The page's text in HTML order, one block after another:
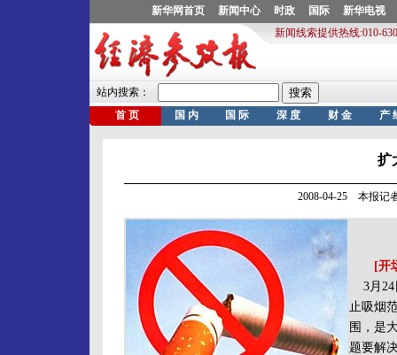
扩
2008-04-25 本报记
[开
3月24
止吸烟
围，是
题要解